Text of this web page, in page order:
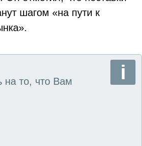
шагом «на пути к
на то, что Вам